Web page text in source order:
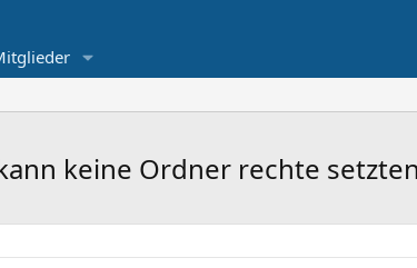
keine Ordner rechte setzten